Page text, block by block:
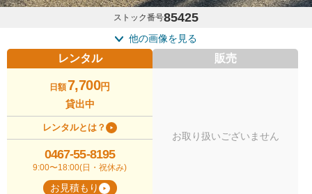
ストック番号85425
他の画像を見る
レンタル
日額7,700円
貸出中
レンタルとは？
0467-55-8195
9:00〜18:00(日・祝休み)
お見積もり
販売
お取り扱いございません